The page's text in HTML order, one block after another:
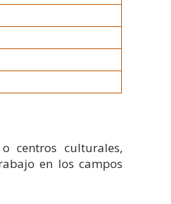
centros culturales,
en los campos